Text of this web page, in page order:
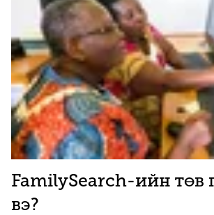
FamilySearch-ийн төв
вэ?